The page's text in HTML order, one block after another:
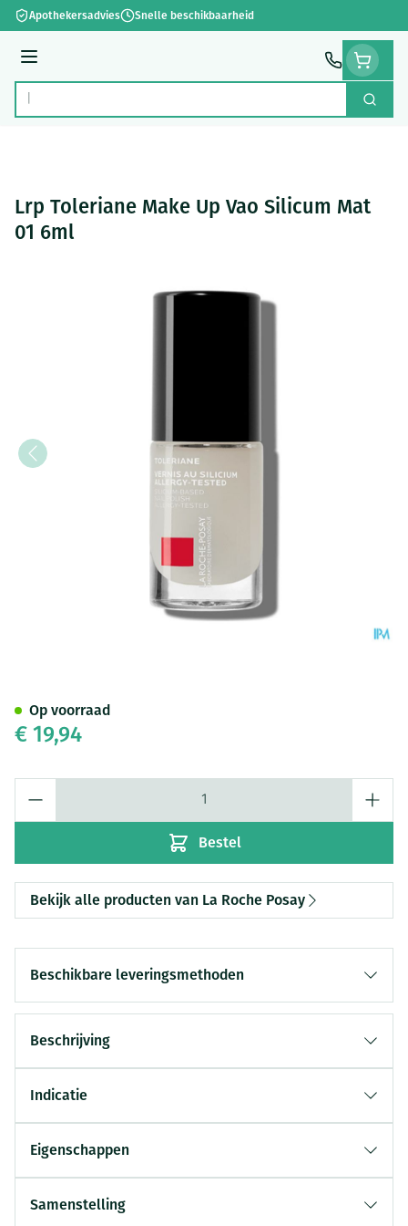
Ga naar de inhoud
Apothekersadvies Snelle beschikbaarheid
Menu
Product, merk, categorie... Zoek
Lrp Toleriane Make Up Vao Silicum Mat
01 6ml
€ 19,94
Bestel
Op voorraad
Bekijk alle producten van La Roche Posay
Beschikbare leveringsmethoden
Beschrijving
Indicatie
Eigenschappen
Samenstelling